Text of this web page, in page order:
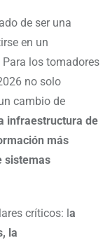
de ser una
en un
los tomadores
no solo
cambio de
infraestructura de
más
sistemas
críticos: la
la